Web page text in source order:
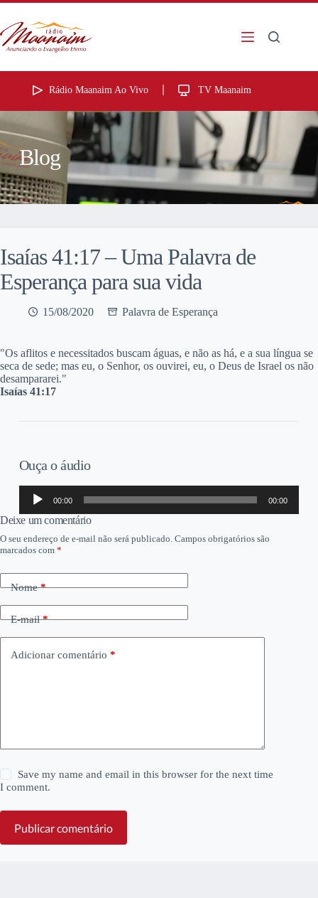
Rádio Maanaim Ao Vivo TV Maanaim
Blog
Isaías 41:17 – Uma Palavra de
Esperança para sua vida
15/08/2020 Palavra de Esperança
"Os aflitos e necessitados buscam águas, e não as há, e a sua língua se
seca de sede; mas eu, o Senhor, os ouvirei, eu, o Deus de Israel os não
desampararei."
Isaías 41:17
Ouça o áudio
Tocador
áudio
00:00 00:00
Deixe um comentário
O seu endereço de e-mail não será publicado. Campos obrigatórios são
marcados com *
Nome*
E-mail*
Adicionar comentário *
Save my name and email in this browser for the next time
I comment.
Publicar comentário